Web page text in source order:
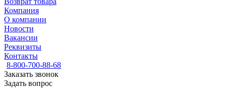
Компания
О компании
Новости
Вакансии
Реквизиты
Контакты
8-800-700-88-68
Заказать звонок
Задать вопрос